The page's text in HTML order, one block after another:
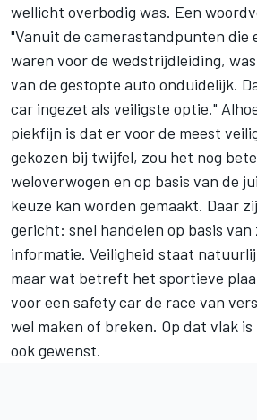
wellicht overbodig was. Een
"Vanuit de camerastandpunten die
waren voor de wedstrijdleiding,
van de gestopte auto onduidelijk.
car ingezet als veiligste optie."
piekfijn is dat er voor de meest
gekozen bij twijfel, zou het nog
weloverwogen en op basis van de
keuze kan worden gemaakt. Daar
gericht: snel handelen op basis van
informatie. Veiligheid staat
maar wat betreft het sportieve
voor een safety car de race van
wel maken of breken. Op dat vlak
ook gewenst.